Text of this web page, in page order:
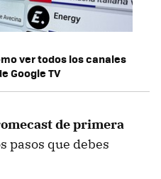
ver todos los canales
Google TV
de primera
pasos que debes